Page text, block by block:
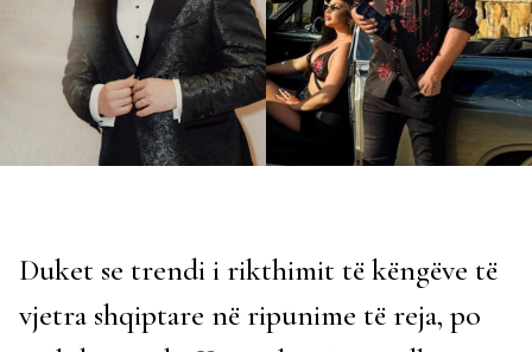
Duket se trendi i rikthimit të këngëve të
vjetra shqiptare në ripunime të reja, po